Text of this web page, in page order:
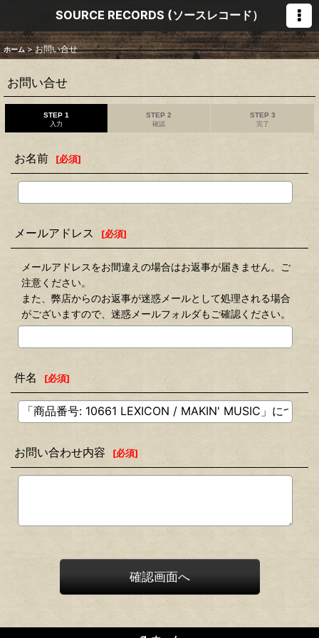
SOURCE RECORDS (ソースレコード）
ホーム > お問い合せ
お問い合せ
STEP 1
入力
STEP 2
確認
STEP 3
完了
お名前 [必須]
メールアドレス [必須]
メールアドレスをお間違えの場合はお返事が届きません。ご
注意ください。
また、弊店からのお返事が迷惑メールとして処理される場合
がございますので、迷惑メールフォルダもご確認ください。
件名 [必須]
お問い合わせ内容 [必須]
確認画面へ